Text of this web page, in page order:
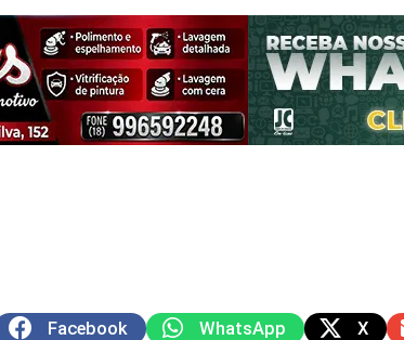
Facebook WhatsApp X